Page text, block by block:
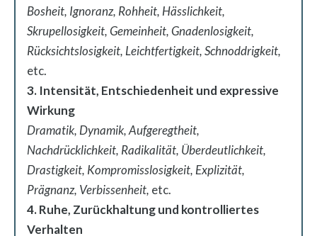
Bosheit, Ignoranz, Rohheit, Hässlichkeit,
Skrupellosigkeit, Gemeinheit, Gnadenlosigkeit,
Rücksichtslosigkeit, Leichtfertigkeit, Schnoddrigkeit,
etc.
3. Intensität, Entschiedenheit und expressive
Wirkung
Dramatik, Dynamik, Aufgeregtheit,
Nachdrücklichkeit, Radikalität, Überdeutlichkeit,
Drastigkeit, Kompromisslosigkeit, Explizität,
Prägnanz, Verbissenheit, etc.
4. Ruhe, Zurückhaltung und kontrolliertes
Verhalten